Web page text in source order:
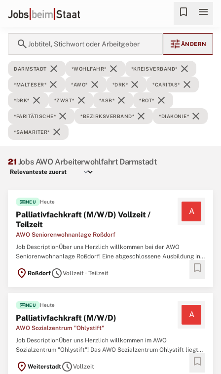
bookmark menu
search Jobtitel, Stichwort oder Arbeitgeber tune ÄNDERN
DARMSTADT close *WOHLFAHR* close *KREISVERBAND* close
*MALTESER* close *AWO* close *DRK* close *CARITAS* close
*DRK* close *ZWST* close *ASB* close *ROT* close
*PARITÄTISCHE* close *BEZIRKSVERBAND* close *DIAKONIE* close
*SAMARITER* close
21 Jobs AWO Arbeiterwohlfahrt Darmstadt
fiber_newNEU Heute
Palliativfachkraft (M/W/D) Vollzeit /
Teilzeit
AWO Seniorenwohnanlage Roßdorf
A
Job DescriptionÜber uns Herzlich willkommen bei der AWO
Seniorenwohnanlage Roßdorf! Eine abgeschlossene Ausbildung in
der Alten- oder Krankenpflege\ N Eine Weiterbildung zur Fachkraft
Palliativ Care oder die Bereitschaft dazu, diese abzulegen\ N
location_on RoßdorfscheduleVollzeit · Teilzeit bookmark
fiber_newNEU Heute
Palliativfachkraft (M/W/D)
AWO Sozialzentrum "Ohlystift"
A
Job DescriptionÜber uns Herzlich willkommen im AWO
Sozialzentrum "Ohlystift"! Das AWO Sozialzentrum Ohlystift liegt
mitten im Ortskern des Weiterstädter Stadtteils Gräfenhausen. In
unmittelbarer Nähe befinden sich das Bürgerhaus, der
location_on WeiterstadtscheduleVollzeit bookmark